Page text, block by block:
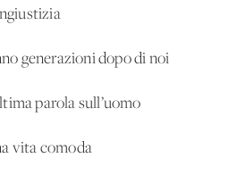
generazioni dopo di noi
parola sull’uomo
vita comoda